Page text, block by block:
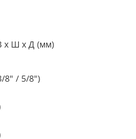
x Ш x Д (мм)
8" / 5/8")